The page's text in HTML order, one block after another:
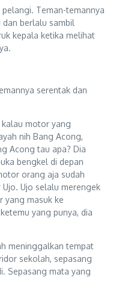
Teman-temannya
berlalu sambil
kepala ketika melihat
serentak dan
motor yang
nih Bang Acong,
Acong tau apa? Dia
bengkel di depan
orang aja sudah
Ujo selalu merengek
yang masuk ke
yang punya, dia
meninggalkan tempat
sekolah, sepasang
Sepasang mata yang